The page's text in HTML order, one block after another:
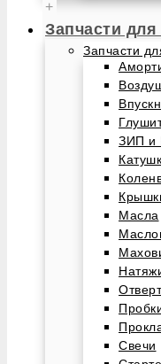
+
Запчасти
Запчасти
ЗИП и
Масла
Свечи